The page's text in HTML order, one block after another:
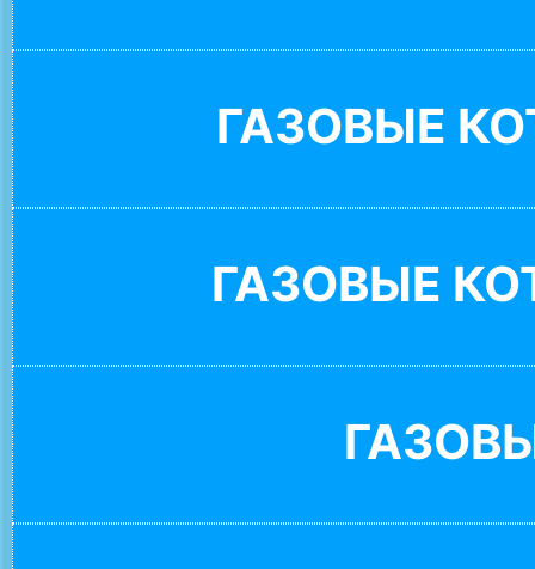
ГАЗОВЫЕ
ГАЗОВЫЕ